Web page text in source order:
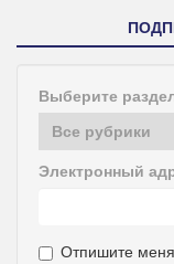
Выберите
Электронный
Отпишите меня